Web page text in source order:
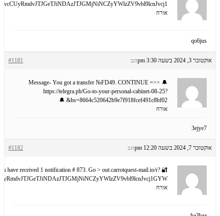
אורח
qo6jus
אוקטובר 3, 2024 בשעה 3:30 pm #1181 הגב
🔔 Message- You got a transfer №FD49. CONTINUE =>>
https://telegra.ph/Go-to-your-personal-cabinet-08-25?
hs=8664c520642b9e7f918fcef491c8bf02& 🔔
אורח
3ejye7
אוקטובר 7, 2024 בשעה 12:20 pm #1182 הגב
You have received 1 notification # 873. Go > out.carrotquest-mail.io/r?
אורח